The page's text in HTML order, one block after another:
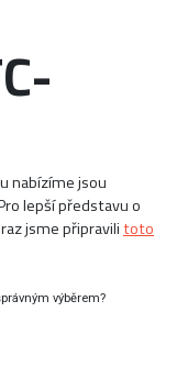
nabízíme jsou
lepší představu o
jsme připravilitoto
výběrem?